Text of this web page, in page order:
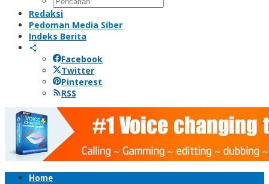
Redaksi
Pedoman Media Siber
Indeks Berita
Facebook
Twitter
Pinterest
RSS
Home